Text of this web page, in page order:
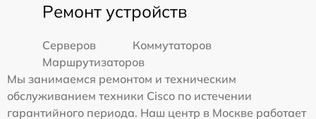
Ремонт устройств
Серверов
Коммутаторов
Маршрутизаторов
Мы занимаемся ремонтом и техническим
обслуживанием техники Cisco по истечении
гарантийного периода. Наш центр в Москве работает